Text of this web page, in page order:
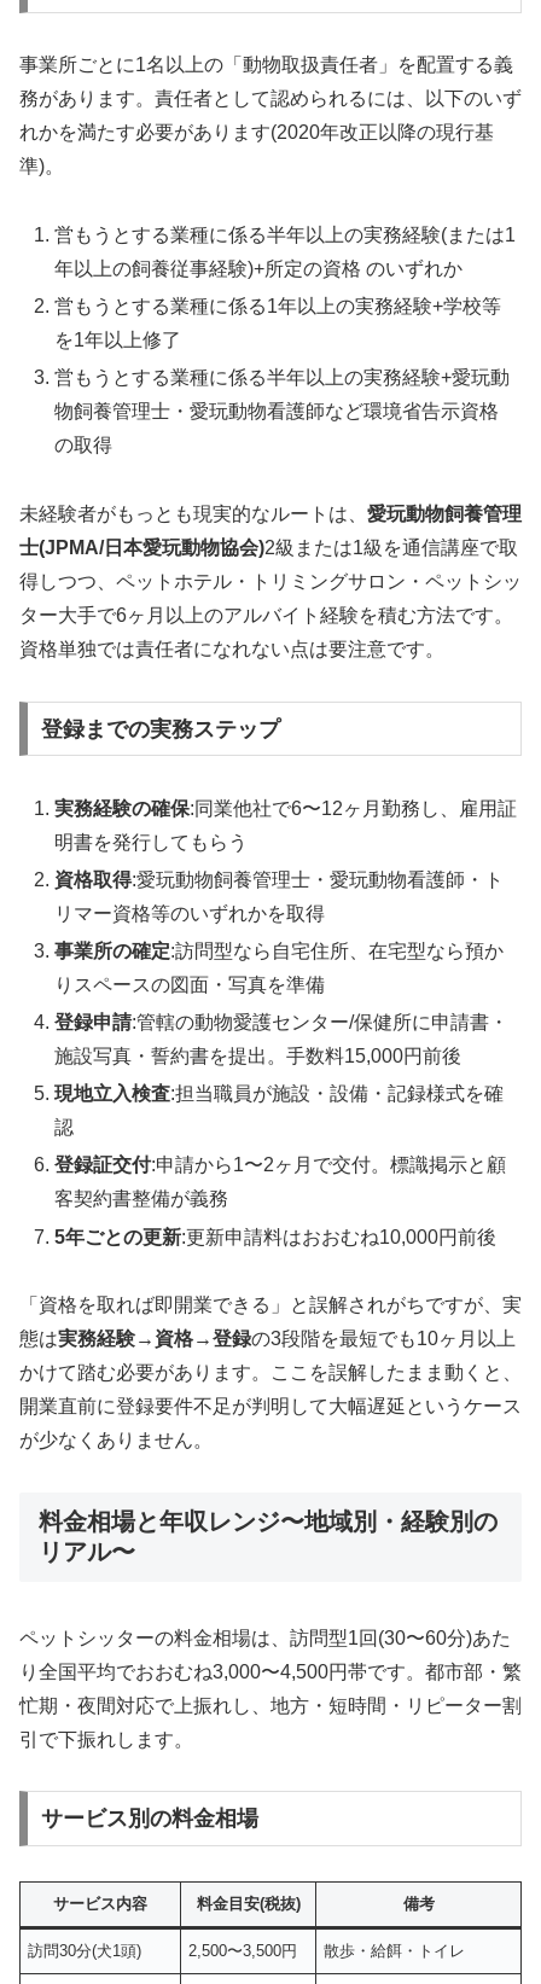
事業所ごとに1名以上の「動物取扱責任者」を配置する義
務があります。責任者として認められるには、以下のいず
れかを満たす必要があります(2020年改正以降の現行基
準)。
営もうとする業種に係る半年以上の実務経験(または1
年以上の飼養従事経験)+所定の資格 のいずれか
営もうとする業種に係る1年以上の実務経験+学校等
を1年以上修了
営もうとする業種に係る半年以上の実務経験+愛玩動
物飼養管理士・愛玩動物看護師など環境省告示資格
の取得
未経験者がもっとも現実的なルートは、 愛玩動物飼養管理
士(JPMA/日本愛玩動物協会)2級または1級を通信講座で取
得しつつ、ペットホテル・トリミングサロン・ペットシッ
ター大手で6ヶ月以上のアルバイト経験を積む方法です。
資格単独では責任者になれない点は要注意です。
登録までの実務ステップ
実務経験の確保:同業他社で6〜12ヶ月勤務し、雇用証
明書を発行してもらう
資格取得:愛玩動物飼養管理士・愛玩動物看護師・ト
リマー資格等のいずれかを取得
事業所の確定:訪問型なら自宅住所、在宅型なら預か
りスペースの図面・写真を準備
登録申請:管轄の動物愛護センター/保健所に申請書・
施設写真・誓約書を提出。手数料15,000円前後
現地立入検査:担当職員が施設・設備・記録様式を確
認
登録証交付:申請から1〜2ヶ月で交付。標識掲示と顧
客契約書整備が義務
5年ごとの更新:更新申請料はおおむね10,000円前後
「資格を取れば即開業できる」と誤解されがちですが、実
態は実務経験→資格→登録の3段階を最短でも10ヶ月以上
かけて踏む必要があります。ここを誤解したまま動くと、
開業直前に登録要件不足が判明して大幅遅延というケース
が少なくありません。
料金相場と年収レンジ〜地域別・経験別の
リアル〜
ペットシッターの料金相場は、訪問型1回(30〜60分)あた
り全国平均でおおむね3,000〜4,500円帯です。都市部・繁
忙期・夜間対応で上振れし、地方・短時間・リピーター割
引で下振れします。
サービス別の料金相場
サービス内容 料金目安(税抜) 備考
訪問30分(犬1頭) 2,500〜3,500円 散歩・給餌・トイレ